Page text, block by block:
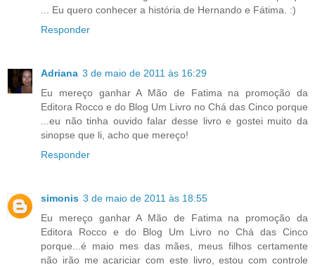
... Eu quero conhecer a história de Hernando e Fátima. :)
Responder
Adriana 3 de maio de 2011 às 16:29
Eu mereço ganhar A Mão de Fatima na promoção da
Editora Rocco e do Blog Um Livro no Chá das Cinco porque
...eu não tinha ouvido falar desse livro e gostei muito da
sinopse que li, acho que mereço!
Responder
simonis 3 de maio de 2011 às 18:55
Eu mereço ganhar A Mão de Fatima na promoção da
Editora Rocco e do Blog Um Livro no Chá das Cinco
porque...é maio mes das mães, meus filhos certamente
não irão me acariciar com este livro, estou com controle